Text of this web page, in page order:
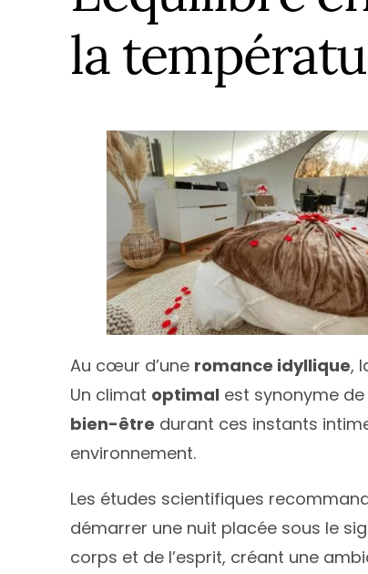
la
Au cœur d’une romance idyllique,
Un climat optimal est synonyme
bien-être durant ces instants
environnement.
Les études scientifiques
démarrer une nuit placée sous le
corps et de l’esprit, créant une